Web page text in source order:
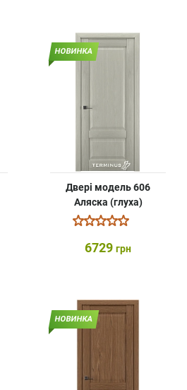
НОВИНКА
Двері модель 606
Аляска (глуха)
6729 грн
НОВИНКА